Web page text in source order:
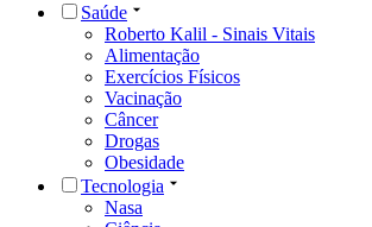
Saúde
Roberto Kalil - Sinais Vitais
Alimentação
Exercícios Físicos
Vacinação
Câncer
Drogas
Obesidade
Tecnologia
Nasa